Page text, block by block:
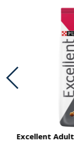
Excellent